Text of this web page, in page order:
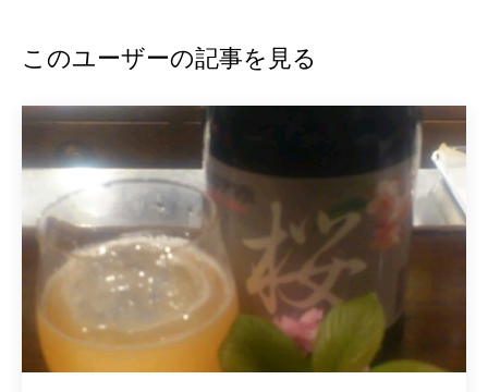
このユーザーの記事を見る